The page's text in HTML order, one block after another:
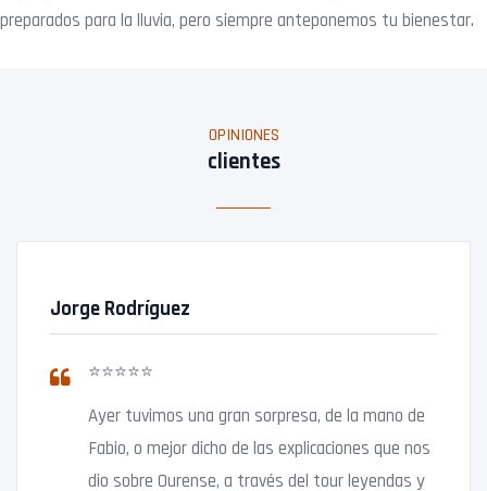
preparados para la lluvia, pero siempre anteponemos tu bienestar.
OPINIONES
clientes
Jorge Rodríguez
⭐⭐⭐⭐⭐
Ayer tuvimos una gran sorpresa, de la mano de
Fabio, o mejor dicho de las explicaciones que nos
dio sobre Ourense, a través del tour leyendas y